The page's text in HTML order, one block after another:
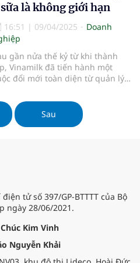
là không giới hạn
16:51 | 09/04/2025
Doanh
gần nửa thế kỷ từ khi thành
Vinamilk đã tiến hành một
đổi mới toàn diện từ quản lý,
bao bì, thương hiệu đến
tiếp cận người tiêu dùng.
Sau
tử số 397/GP-BTTTT của Bộ
ngày 28/06/2021.
Kim Vinh
Nguyễn Khải